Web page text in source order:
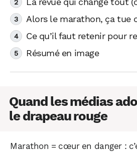
La revue qui change tout
Alors le marathon, ça tue
Ce qu’il faut retenir pour
Résumé en image
Quand les médias
le drapeau rouge
Marathon = cœur en danger :